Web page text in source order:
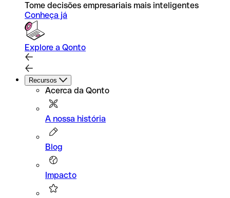
Tome decisões empresariais mais inteligentes
Conheça já
Explore a Qonto
Recursos
Acerca da Qonto
A nossa história
Blog
Impacto